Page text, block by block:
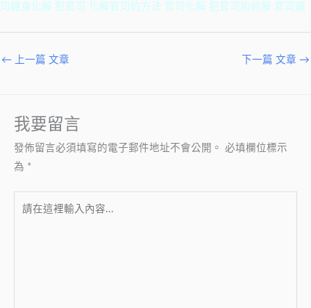
司纏身化解 犯官司 化解官司的方法 官司化解 犯官司如何解 官司運
← 上一篇 文章 下一篇 文章 →
我要留言
發佈留言必須填寫的電子郵件地址不會公開。 必填欄位標示
為 *